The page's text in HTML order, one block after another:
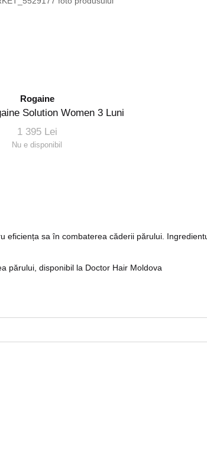
eficiența sa în combaterea căderii părului.
de livrare rapidă în toată Moldova.
Rogaine
Solution Women 3 Luni
1 395 Lei
Nu e disponibil